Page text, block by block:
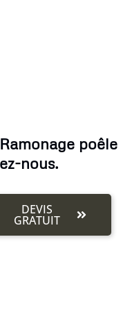
poêle
nous.
DEVIS
GRATUIT